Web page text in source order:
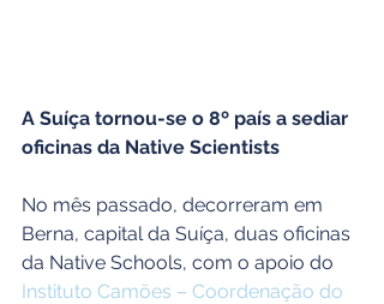
A Suíça tornou-se o 8º país a sediar
oficinas da Native Scientists
No mês passado, decorreram em
Berna, capital da Suíça, duas oficinas
da Native Schools, com o apoio do
Instituto Camões – Coordenação do